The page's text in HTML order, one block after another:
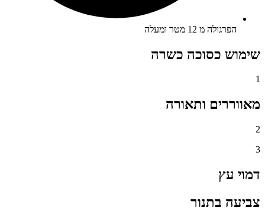
הפרגולה מ 12 מטר ומעלה
שימוש כסוכה כשרה
מאווררים ותאורה
דמוי עץ
צביעה בתנור